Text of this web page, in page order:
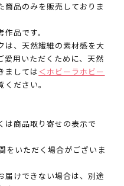
商品のみを販売しておりま
品です。
は、天然繊維の素材感を大
愛用いただくために、天然
ましては＜ホビーラホビー
ください。
商品取り寄せの表示で
をいただく場合がございま
届けできない場合は、別途